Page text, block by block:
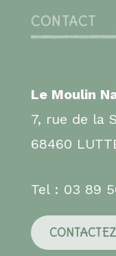
CONTACT
Le Moulin
7, rue de la
68460
Tel : 03 89